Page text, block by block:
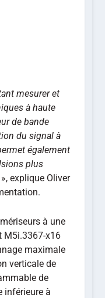
mesurer et
à haute
de bande
du signal à
également
plus
», explique Oliver
à une
M5i.3367-x16
maximale
verticale de
de
inférieure à